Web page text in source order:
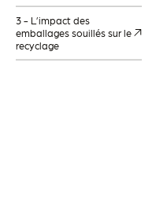
3 - L’impact des
emballages souillés sur le
recyclage